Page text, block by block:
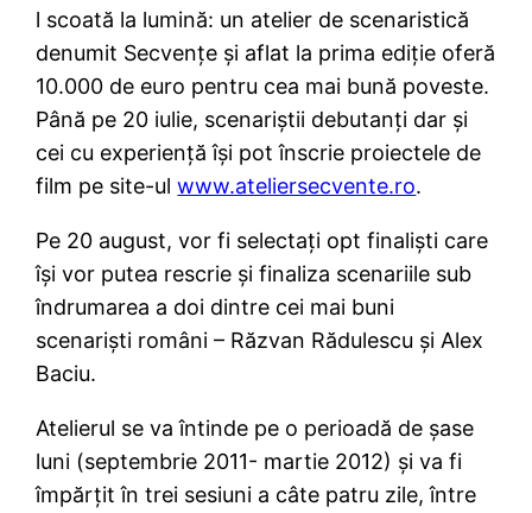
l scoată la lumină: un atelier de scenaristică
denumit Secvenţe şi aflat la prima ediţie oferă
10.000 de euro pentru cea mai bună poveste.
Până pe 20 iulie, scenariştii debutanţi dar şi
cei cu experienţă îşi pot înscrie proiectele de
film pe site-ulwww.ateliersecvente.ro.
Pe 20 august, vor fi selectaţi opt finalişti care
îşi vor putea rescrie şi finaliza scenariile sub
îndrumarea a doi dintre cei mai buni
scenarişti români – Răzvan Rădulescu şi Alex
Baciu.
Atelierul se va întinde pe o perioadă de şase
luni (septembrie 2011- martie 2012) şi va fi
împărţit în trei sesiuni a câte patru zile, între